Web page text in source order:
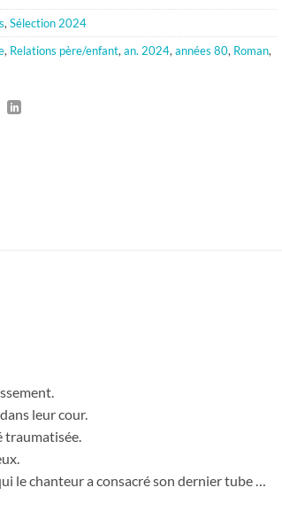
, Sélection 2024
, Relations père/enfant, an. 2024, années 80, Roman,
leur cour.
traumatisée.
le chanteur a consacré son dernier tube …